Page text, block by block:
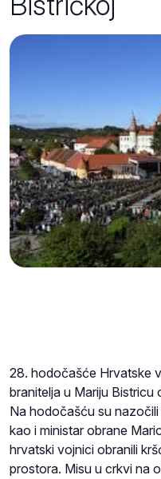
28. hodočašće Hrvatske
branitelja u Mariju Bistricu
Na hodočašću su
kao i ministar obrane
hrvatski vojnici obranili
prostora. Misu u crkvi na